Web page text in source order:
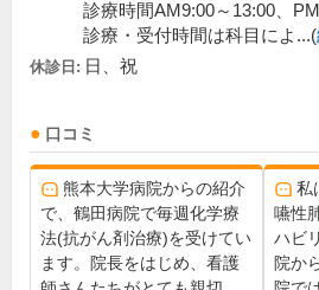
診療時間AM9:00～13:00、
診療・受付時間は科目によ...(
休診日: 日、祝
口コミ
熊本大学病院からの紹介
で、鶴田病院で毎週化学療
法(抗がん剤治療)を受けてい
ます。院長をはじめ、看護
私
嚥性
ハビ
院か